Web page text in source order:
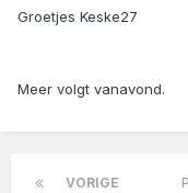
Groetjes Keske27
Meer volgt vanavond.
VORIGE